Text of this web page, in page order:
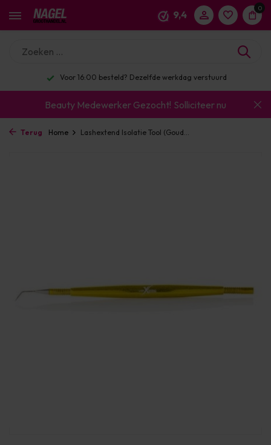
9,4
0
Voor 16:00 besteld? Dezelfde werkdag verstuurd
Beauty Medewerker Gezocht! Solliciteer nu
Terug Home Lashextend Isolatie Tool (Goud...